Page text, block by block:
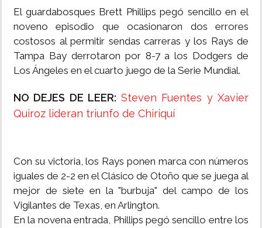
El guardabosques Brett Phillips pegó sencillo en el
noveno episodio que ocasionaron dos errores
costosos al permitir sendas carreras y los Rays de
Tampa Bay derrotaron por 8-7 a los Dodgers de
Los Ángeles en el cuarto juego de la Serie Mundial.
NO DEJES DE LEER: Steven Fuentes y Xavier
Quiroz lideran triunfo de Chiriquí
Con su victoria, los Rays ponen marca con números
iguales de 2-2 en el Clásico de Otoño que se juega al
mejor de siete en la "burbuja" del campo de los
Vigilantes de Texas, en Arlington.
En la novena entrada, Phillips pegó sencillo entre los